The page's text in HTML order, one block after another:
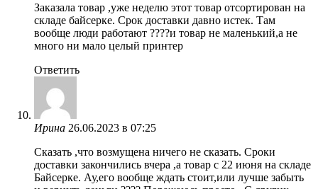
Заказала товар ,уже неделю этот товар отсортирован на
складе байсерке. Срок доставки давно истек. Там
вообще люди работают ????и товар не маленький,а не
много ни мало целый принтер
Ответить
Ирина 26.06.2023 в 07:25
Сказать ,что возмущена ничего не сказать. Сроки
доставки закончились вчера ,а товар с 22 июня на складе
Байсерке. Ау,его вообще ждать стоит,или лучше забыть